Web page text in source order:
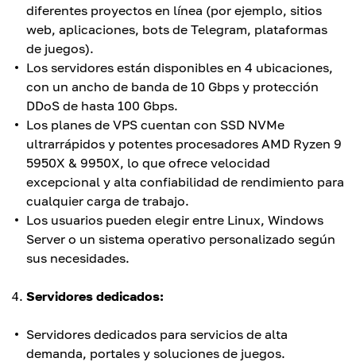
diferentes proyectos en línea (por ejemplo, sitios
web, aplicaciones, bots de Telegram, plataformas
de juegos).
Los servidores están disponibles en 4 ubicaciones,
con un ancho de banda de 10 Gbps y protección
DDoS de hasta 100 Gbps.
Los planes de VPS cuentan con SSD NVMe
ultrarrápidos y potentes procesadores AMD Ryzen 9
5950X & 9950X, lo que ofrece velocidad
excepcional y alta confiabilidad de rendimiento para
cualquier carga de trabajo.
Los usuarios pueden elegir entre Linux, Windows
Server o un sistema operativo personalizado según
sus necesidades.
Servidores dedicados:
Servidores dedicados para servicios de alta
demanda, portales y soluciones de juegos.